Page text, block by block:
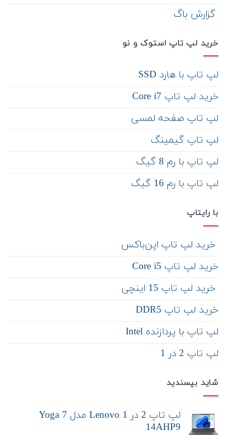
‌ گزارش باگ
خرید لپ تاپ استوک و نو
لپ تاپ با هارد SSD
خرید لپ تاپ Core i7
لپ تاپ صفحه لمسی
لپ تاپ گیمینگ
لپ تاپ با رم 8 گیگ
لپ تاپ با رم 16 گیگ
با رایتاپ
‌ خرید لپ تاپ اپن‌باکس
خرید لپ تاپ Core i5
‌‌ خرید لپ تاپ 15 اینچی
خرید لپ تاپ DDR5
لپ تاپ با پردازنده Intel
لپ تاپ 2 در 1
شاید بپسندید
لپ تاپ 2 در 1 Lenovo مدل Yoga 7
14AHP9